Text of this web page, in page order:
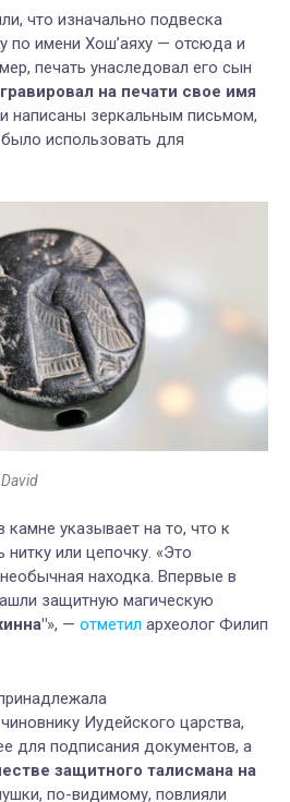
что изначально подвеска
по имени Хошʼаяху — отсюда и
печать унаследовал его сын
на печати свое имя
написаны зеркальным письмом,
использовать для
указывает на то, что к
или цепочку. «Это
находка. Впервые в
защитную магическую
», — отметил археолог Филип
Иудейского царства,
для подписания документов, а
защитного талисмана на
по-видимому, повлияли